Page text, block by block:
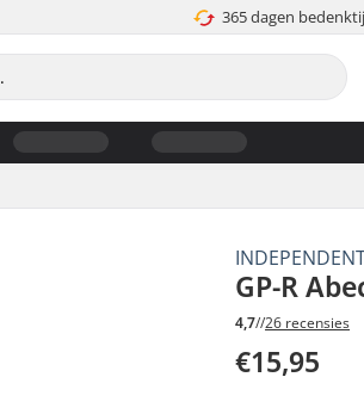
365 dagen
GP-R
4,7//26 recensies
€15,95